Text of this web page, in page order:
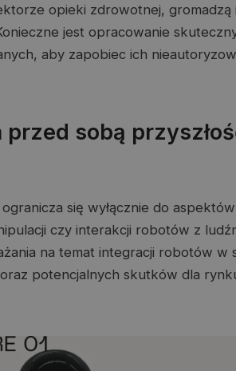
opieki zdrowotnej, gromadzą
jest opracowanie
aby zapobiec ich
sobą
się wyłącznie do
czy interakcji robotów z
na temat integracji robotów w
potencjalnych skutków dla